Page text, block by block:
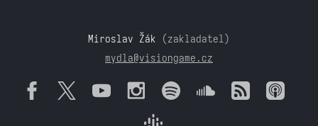
Miroslav Žák (zakladatel)
mydla@visiongame.cz